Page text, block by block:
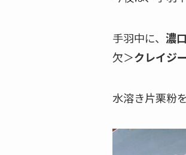
手羽中に、 濃
欠＞クレイジ
水溶き片栗粉